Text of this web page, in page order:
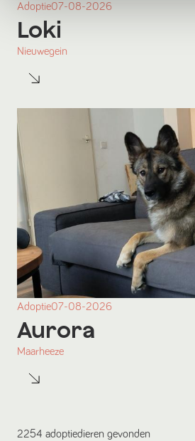
Adoptie07-08-2026
Loki
Nieuwegein
Adoptie07-08-2026
Aurora
Maarheeze
2254 adoptiedieren gevonden